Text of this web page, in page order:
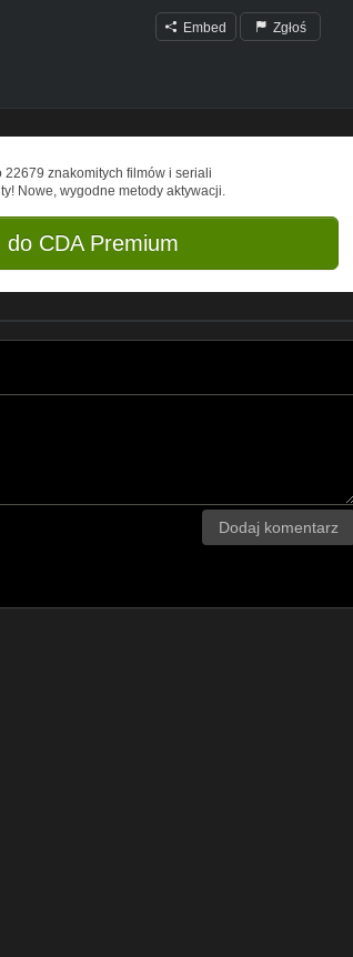
Embed Zgłoś
22679 znakomitych filmów i seriali
Nowe, wygodne metody aktywacji.
do CDA Premium
Dodaj komentarz